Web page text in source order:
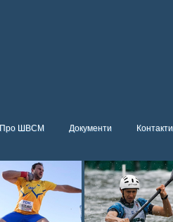
Про ШВСМ Документи Контакти